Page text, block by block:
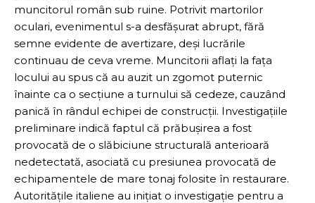
muncitorul român sub ruine. Potrivit martorilor
oculari, evenimentul s-a desfășurat abrupt, fără
semne evidente de avertizare, deși lucrările
continuau de ceva vreme. Muncitorii aflați la fața
locului au spus că au auzit un zgomot puternic
înainte ca o secțiune a turnului să cedeze, cauzând
panică în rândul echipei de construcții. Investigațiile
preliminare indică faptul că prăbușirea a fost
provocată de o slăbiciune structurală anterioară
nedetectată, asociată cu presiunea provocată de
echipamentele de mare tonaj folosite în restaurare.
Autoritățile italiene au inițiat o investigație pentru a